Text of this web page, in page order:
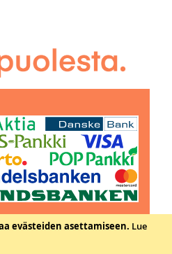
evästeiden asettamiseen. Lue